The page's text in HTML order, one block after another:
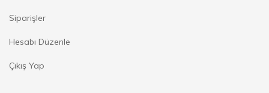
Siparişler
Hesabı Düzenle
Çıkış Yap